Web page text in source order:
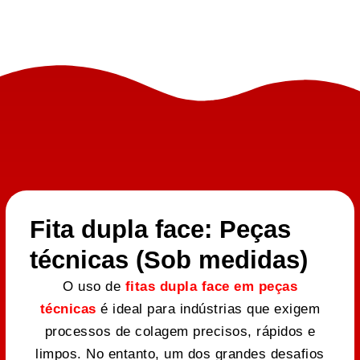
Fita dupla face: Peças
técnicas (Sob medidas)
O uso de fitas dupla face em peças
técnicas é ideal para indústrias que exigem
processos de colagem precisos, rápidos e
limpos. No entanto, um dos grandes desafios